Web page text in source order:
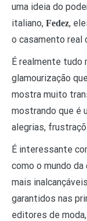
uma ideia do
italiano, Fedez,
o casamento real
É realmente tudo
glamourização
mostra muito
mostrando que é
alegrias,
É interessante
como o mundo da
mais
garantidos nas
editores de